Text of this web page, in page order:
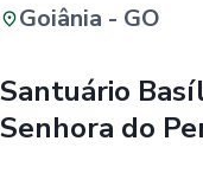
i
Goiânia - GO
Santuário
Senhora do